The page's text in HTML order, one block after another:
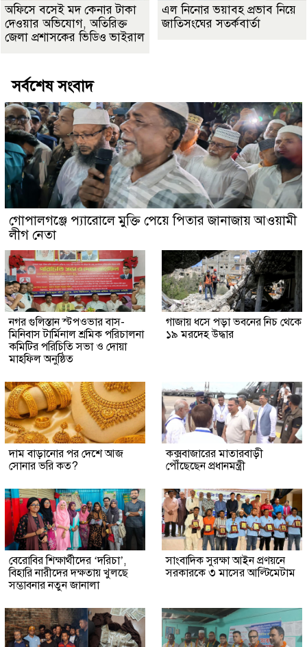
অফিসে বসেই মদ কেনার টাকা
দেওয়ার অভিযোগ, অতিরিক্ত
জেলা প্রশাসকের ভিডিও ভাইরাল
এল নিনোর ভয়াবহ প্রভাব নিয়ে
জাতিসংঘের সতর্কবার্তা
সর্বশেষ সংবাদ
গোপালগঞ্জে প্যারোলে মুক্তি পেয়ে পিতার জানাজায় আওয়ামী
লীগ নেতা
নগর গুলিস্তান স্টপওভার বাস-
মিনিবাস টার্মিনাল শ্রমিক পরিচালনা
কমিটির পরিচিতি সভা ও দোয়া
মাহফিল অনুষ্ঠিত
গাজায় ধসে পড়া ভবনের নিচ থেকে
১৯ মরদেহ উদ্ধার
দাম বাড়ানোর পর দেশে আজ
সোনার ভরি কত?
কক্সবাজারের মাতারবাড়ী
পৌঁছেছেন প্রধানমন্ত্রী
বেরোবির শিক্ষার্থীদের ‘দরিচা’,
বিহারি নারীদের দক্ষতায় খুলছে
সম্ভাবনার নতুন জানালা
সাংবাদিক সুরক্ষা আইন প্রণয়নে
সরকারকে ৩ মাসের আল্টিমেটাম